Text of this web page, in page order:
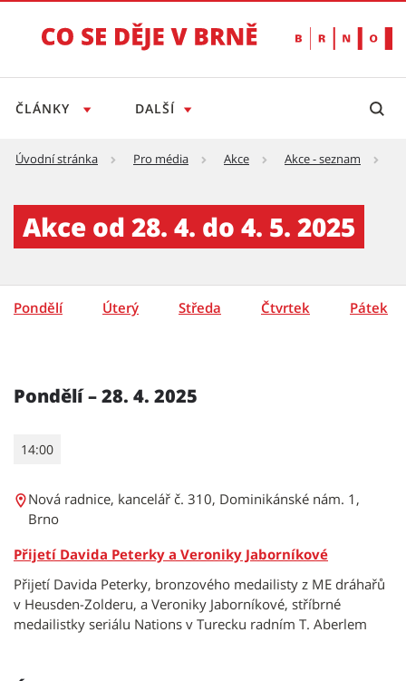
ČLÁNKY DALŠÍ
Úvodní stránka Pro média Akce Akce - seznam
Akce od 28. 4. do 4. 5. 2025
Pondělí Úterý Středa Čtvrtek Pátek
Pondělí – 28. 4. 2025
14:00
Nová radnice, kancelář č. 310, Dominikánské nám. 1,
Brno
Přijetí Davida Peterky a Veroniky Jaborníkové
Přijetí Davida Peterky, bronzového medailisty z ME dráhařů
v Heusden-Zolderu, a Veroniky Jaborníkové, stříbrné
medailistky seriálu Nations v Turecku radním T. Aberlem